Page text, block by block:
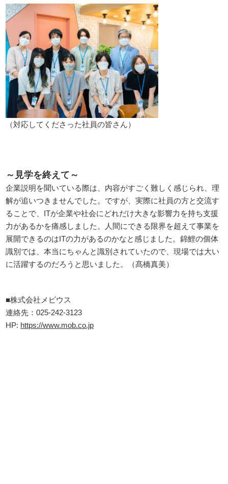
（対応してくださった社員の皆さん）
～見学を終えて～
企業説明を聞いている際は、内容がすごく難しく感じられ、理
解が追いつきませんでした。ですが、実際に社員の方と交流す
ることで、ITが企業や社会にどれだけ大きな影響力を持ち支援
力があるかを痛感しました。人間にできる限界を超えて事業を
展開できるのはITの力があるのかなと感じました。錦鯉の個体
識別では、本当にちゃんと識別されていたので、現場では大い
に活躍するのだろうと思いました。（髙橋真美）
■株式会社メビウス
連絡先：025-242-3123
HP: https://www.mob.co.jp